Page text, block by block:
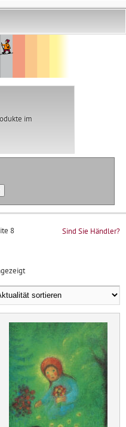
im
8 Sind Sie Händler?
Nach
Aktualität
sortiert